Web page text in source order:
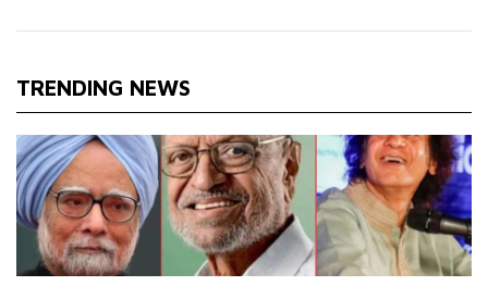
TRENDING NEWS